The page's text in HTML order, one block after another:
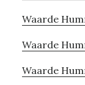
Waarde
Waarde
Waarde